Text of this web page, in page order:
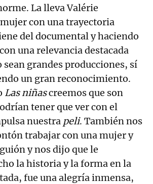
La lleva Valérie
con una trayectoria
del documental y haciendo
una relevancia destacada
sean grandes producciones, sí
un gran reconocimiento.
Las niñascreemos que son
tener que ver con el
nuestra peli. También nos
trabajar con una mujer y
y nos dijo que le
la historia y la forma en la
fue una alegría inmensa,